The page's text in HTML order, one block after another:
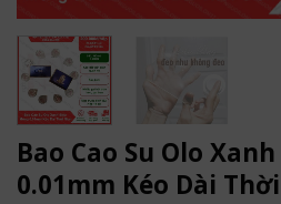
Bao Cao Su Olo
0.01mm Kéo Dài